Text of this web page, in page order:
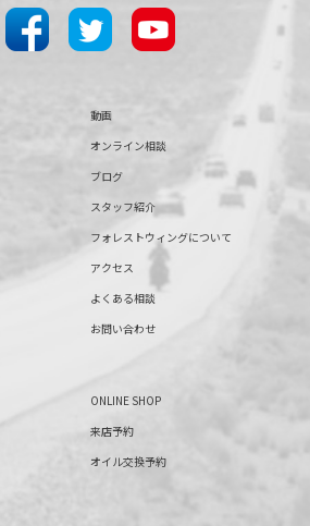
動画
オンライン相談
ブログ
スタッフ紹介
フォレストウィングについて
アクセス
よくある相談
お問い合わせ
ONLINE SHOP
来店予約
オイル交換予約